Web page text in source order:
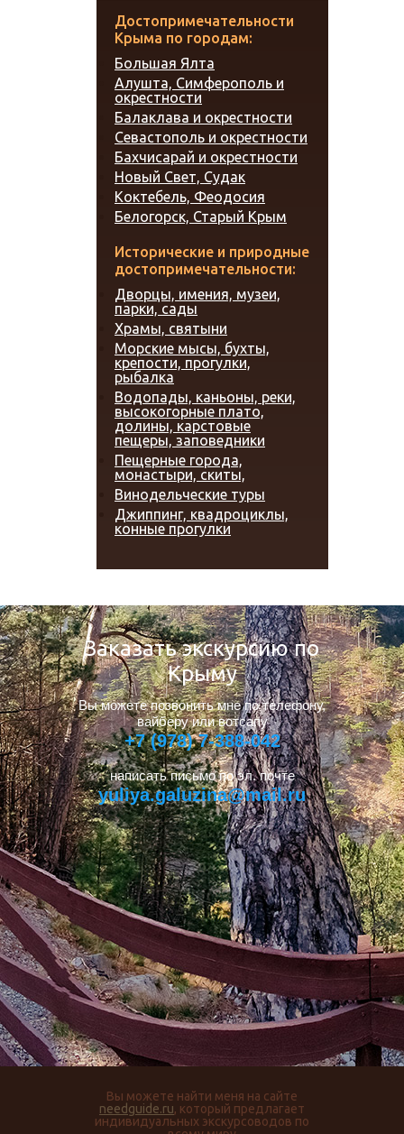
Достопримечательности
Крыма по городам:
Большая Ялта
Алушта, Симферополь и
окрестности
Балаклава и окрестности
Севастополь и окрестности
Бахчисарай и окрестности
Новый Свет, Судак
Коктебель, Феодосия
Белогорск, Старый Крым
Исторические и природные
достопримечательности:
Дворцы, имения, музеи,
парки, сады
Храмы, святыни
Морские мысы, бухты,
крепости, прогулки,
рыбалка
Водопады, каньоны, реки,
высокогорные плато,
долины, карстовые
пещеры, заповедники
Пещерные города,
монастыри, скиты,
Винодельческие туры
Джиппинг, квадроциклы,
конные прогулки
Заказать экскурсию по
Крыму
Вы можете позвонить мне по телефону,
вайберу или вотсапу
+7 (978) 7-388-042
написать письмо по эл. почте
yuliya.galuzina@mail.ru
Вы можете найти меня на сайте
needguide.ru, который предлагает
индивидуальных экскурсоводов по